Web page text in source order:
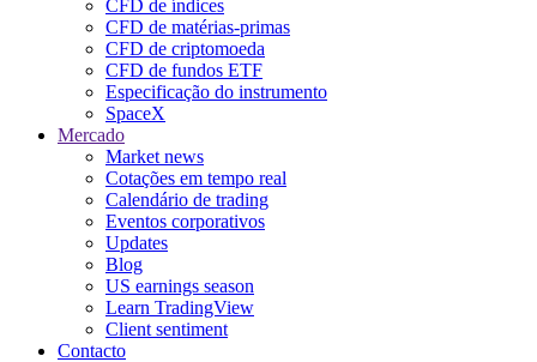
CFD de índices
CFD de matérias-primas
CFD de criptomoeda
CFD de fundos ETF
Especificação do instrumento
SpaceX
Mercado
Market news
Cotações em tempo real
Calendário de trading
Eventos corporativos
Updates
Blog
US earnings season
Learn TradingView
Client sentiment
Contacto